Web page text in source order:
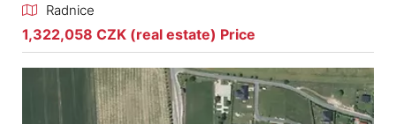
Radnice
1,322,058 CZK (real estate) Price